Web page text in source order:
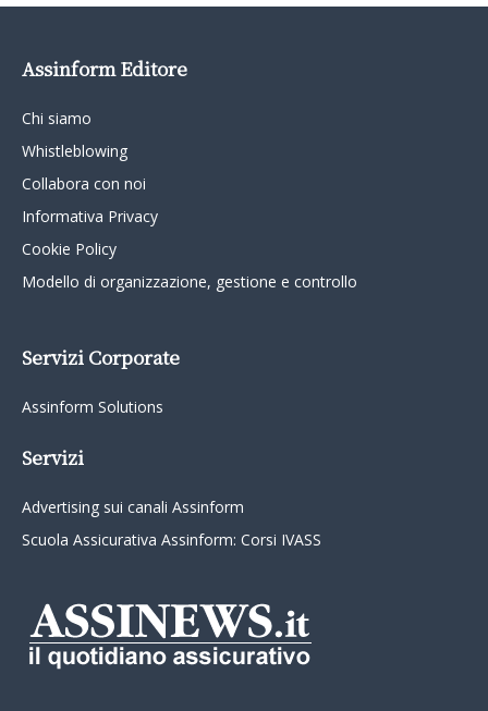
Assinform Editore
Chi siamo
Whistleblowing
Collabora con noi
Informativa Privacy
Cookie Policy
Modello di organizzazione, gestione e controllo
Servizi Corporate
Assinform Solutions
Servizi
Advertising sui canali Assinform
Scuola Assicurativa Assinform: Corsi IVASS